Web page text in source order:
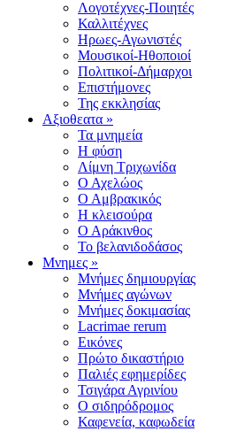
Λογοτέχνες-Ποιητές
Καλλιτέχνες
Ηρωες-Αγωνιστές
Μουσικοί-Ηθοποιοί
Πολιτικοί-Δήμαρχοι
Επιστήμονες
Της εκκλησίας
Αξιοθεατα »
Τα μνημεία
Η φύση
Λίμνη Τριχωνίδα
Ο Αχελώος
Ο Αμβρακικός
Η κλεισούρα
Ο Αράκινθος
Το βελανιδοδάσος
Μνημες »
Μνήμες δημιουργίας
Μνήμες αγώνων
Μνήμες δοκιμασίας
Lacrimae rerum
Εικόνες
Πρώτο δικαστήριο
Παλιές εφημερίδες
Τσιγάρα Αγρινίου
Ο σιδηρόδρομος
Καφενεία, καφωδεία